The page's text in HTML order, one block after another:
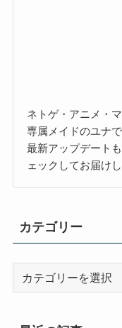
ネトゲ・アニメ・
専属メイドのユナで
最新アップデート
ェックしてお届けし
カテゴリー
リ